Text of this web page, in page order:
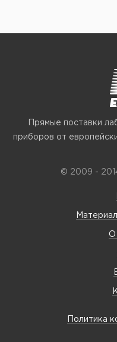
Прямые поставки
приборов от
© 2009 -
О
Политика